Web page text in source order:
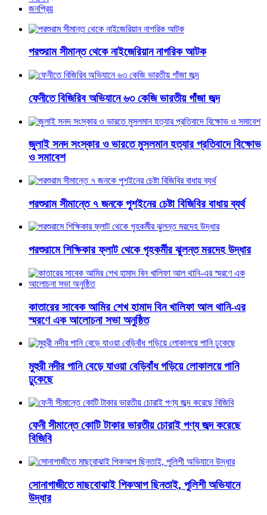
জনপ্রিয়
পরশুরাম সীমান্ত থেকে নাইজেরিয়ান নাগরিক আটক
ফেনীতে বিজিরিব অভিযানে ৬৩ কেজি ভারতীয় গাঁজা জব্দ
জুলাই সনদ সংস্কার ও ভারতে মুসলমান হত্যার প্রতিবাদে বিক্ষোভ
ও সমাবেশ
পরশুরাম সীমান্তে ৭ জনকে পুশইনের চেষ্টা বিজিবির বাধায় ব্যর্থ
পরশুরামে শিক্ষিকার ফ্লাট থেকে গৃহকর্মীর ঝুলন্ত মরদেহ উদ্ধার
কাতারের সাবেক আমির শেখ হামাদ বিন খালিফা আল থানি-এর
স্মরণে এক আলোচনা সভা অনুষ্ঠিত
মুহুরী নদীর পানি বেড়ে যাওয়া বেড়িবাঁধ গড়িয়ে লোকালয়ে পানি
ঢুকেছে
ফেনী সীমান্তে কোটি টাকার ভারতীয় চোরাই পণ্য জব্দ করেছে
বিজিবি
সোনাগাজীতে মাছবোঝাই পিকআপ ছিনতাই, পুলিশী অভিযানে
উদ্ধার